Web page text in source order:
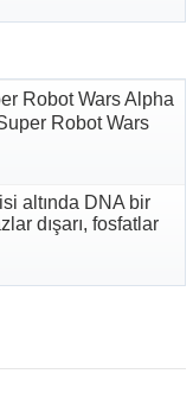
Robot Wars Alpha
Robot Wars
altında DNA bir
dışarı, fosfatlar